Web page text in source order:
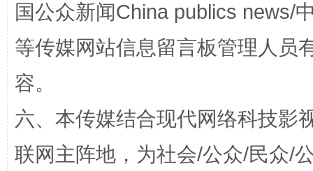
招工难、用工荒背后
国公众新闻China publics news/
等传媒网站信息留言板管理人员
容。
六、本传媒结合现代网络科技影
联网主阵地，为社会/公众/民众/